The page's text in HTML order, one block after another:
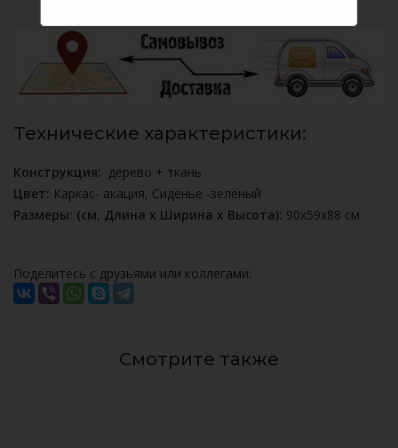
Технические характеристики:
Конструкция: дерево + ткань
Цвет: Каркас- акация, Сиденье -зелёный
Размеры: (см, Длина х Ширина х Высота): 90х59х88 см
Поделитесь с друзьями или коллегами:
Смотрите также